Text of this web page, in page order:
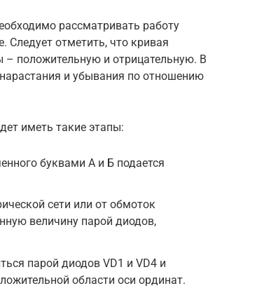
рассматривать работу
отметить, что кривая
– положительную и отрицательную. В
и убывания по отношению
иметь такие этапы:
буквами А и Б подается
сети или от обмоток
величину парой диодов,
парой диодов VD1 и VD4 и
области оси ординат.